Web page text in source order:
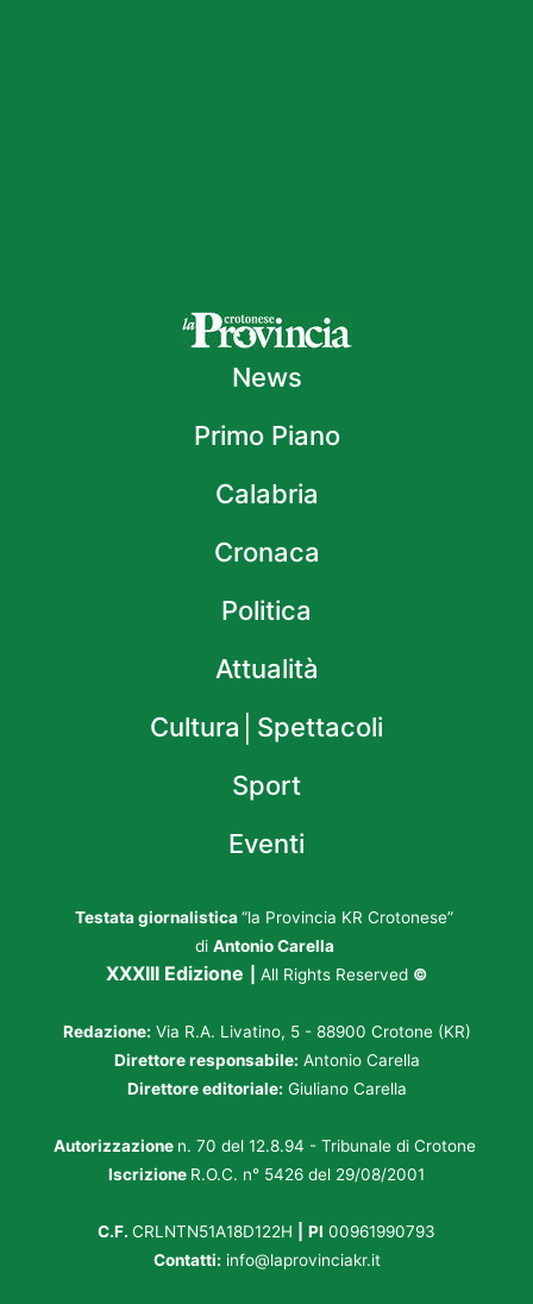
News
Primo Piano
Calabria
Cronaca
Politica
Attualità
Cultura│Spettacoli
Sport
Eventi
Testata giornalistica “la Provincia KR Crotonese”
di Antonio Carella
XXXIII Edizione All Rights Reserved ©
Redazione: Via R.A. Livatino, 5 - 88900 Crotone (KR)
Direttore responsabile: Antonio Carella
Direttore editoriale: Giuliano Carella
Autorizzazione n. 70 del 12.8.94 - Tribunale di Crotone
Iscrizione R.O.C. n° 5426 del 29/08/2001
C.F. CRLNTN51A18D122H PI 00961990793
Contatti: info@laprovinciakr.it